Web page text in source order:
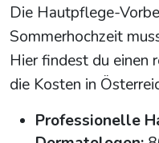
Die Hautpflege-
Sommerhochzeit
Hier findest du einen
die Kosten in
Professionelle